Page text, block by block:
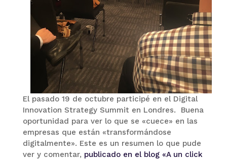
El pasado 19 de octubre participé en el Digital
Innovation Strategy Summit en Londres. Buena
oportunidad para ver lo que se «cuece» en las
empresas que están «transformándose
digitalmente». Este es un resumen lo que pude
ver y comentar, publicado en el blog «A un click